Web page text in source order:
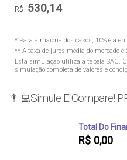
R$ 530,14
* Para a maioria dos casos, 10% é a
** A taxa de juros média do mercado é
Esta simulação utiliza a tabela SAC.
simulação completa de valores e
👨‍💻Simule E Compare!
Total Do
R$ 0,00